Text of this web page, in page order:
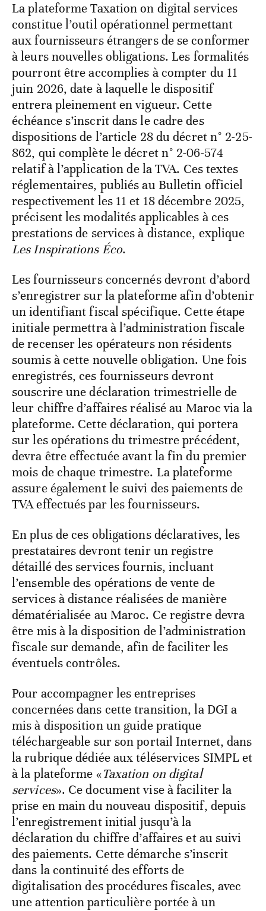
La plateforme Taxation on digital services
constitue l’outil opérationnel permettant
aux fournisseurs étrangers de se conformer
à leurs nouvelles obligations. Les formalités
pourront être accomplies à compter du 11
juin 2026, date à laquelle le dispositif
entrera pleinement en vigueur. Cette
échéance s’inscrit dans le cadre des
dispositions de l’article 28 du décret n° 2-25-
862, qui complète le décret n° 2-06-574
relatif à l’application de la TVA. Ces textes
réglementaires, publiés au Bulletin officiel
respectivement les 11 et 18 décembre 2025,
précisent les modalités applicables à ces
prestations de services à distance, explique
Les Inspirations Éco.
Les fournisseurs concernés devront d’abord
s’enregistrer sur la plateforme afin d’obtenir
un identifiant fiscal spécifique. Cette étape
initiale permettra à l’administration fiscale
de recenser les opérateurs non résidents
soumis à cette nouvelle obligation. Une fois
enregistrés, ces fournisseurs devront
souscrire une déclaration trimestrielle de
leur chiffre d’affaires réalisé au Maroc via la
plateforme. Cette déclaration, qui portera
sur les opérations du trimestre précédent,
devra être effectuée avant la fin du premier
mois de chaque trimestre. La plateforme
assure également le suivi des paiements de
TVA effectués par les fournisseurs.
En plus de ces obligations déclaratives, les
prestataires devront tenir un registre
détaillé des services fournis, incluant
l’ensemble des opérations de vente de
services à distance réalisées de manière
dématérialisée au Maroc. Ce registre devra
être mis à la disposition de l’administration
fiscale sur demande, afin de faciliter les
éventuels contrôles.
Pour accompagner les entreprises
concernées dans cette transition, la DGI a
mis à disposition un guide pratique
téléchargeable sur son portail Internet, dans
la rubrique dédiée aux téléservices SIMPL et
à la plateforme «Taxation on digital
services». Ce document vise à faciliter la
prise en main du nouveau dispositif, depuis
l’enregistrement initial jusqu’à la
déclaration du chiffre d’affaires et au suivi
des paiements. Cette démarche s’inscrit
dans la continuité des efforts de
digitalisation des procédures fiscales, avec
une attention particulière portée à un